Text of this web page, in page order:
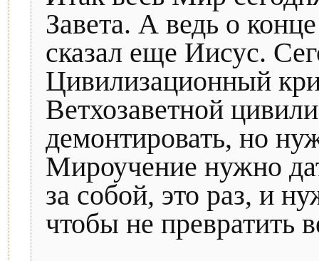
Завета. А ведь о
сказал еще Иисус.
Цивилизационный
Ветхозаветной
демонтировать, но
Мироучение нужно
за собой, это раз, и
чтобы не